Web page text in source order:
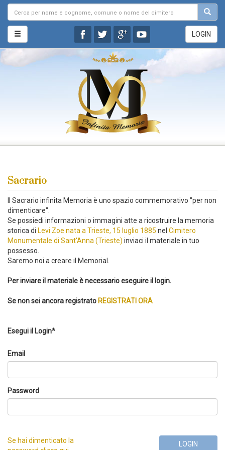
LOGIN
Sacrario
Il Sacrario infinita Memoria è uno spazio commemorativo "per non
dimenticare".
Se possiedi informazioni o immagini atte a ricostruire la memoria
storica di Levi Zoe nata a Trieste, 15 luglio 1885 nel Cimitero
Monumentale di Sant'Anna (Trieste) inviaci il materiale in tuo
possesso.
Saremo noi a creare il Memorial.
Per inviare il materiale è necessario eseguire il login.
Se non sei ancora registrato REGISTRATI ORA
Esegui il Login*
Email
Password
Se hai dimenticato la
LOGIN